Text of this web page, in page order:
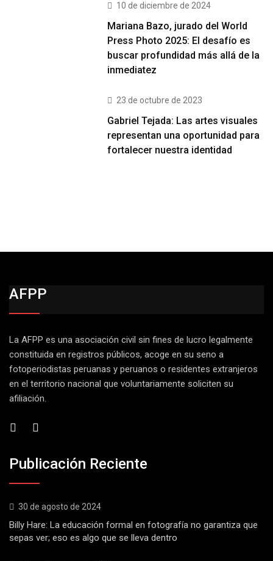
10 de diciembre de 2024
Mariana Bazo, jurado del World
Press Photo 2025: El desafío es
buscar profundidad más allá de la
inmediatez
23 de octubre de 2023
Gabriel Tejada: Las artes visuales
representan una oportunidad para
fortalecer nuestra identidad
AFPP
La AFPP es una asociación civil sin fines de lucro legalmente
constituida en registros públicos, acoge en su seno a
fotoperiodistas peruanas y peruanos o residentes extranjeros
en el territorio nacional que voluntariamente soliciten su
afiliación.
Publicación Reciente
30 de agosto de 2024
Billy Hare: La educación formal en fotografía no garantiza que
sepas ver; eso es algo que se lleva dentro